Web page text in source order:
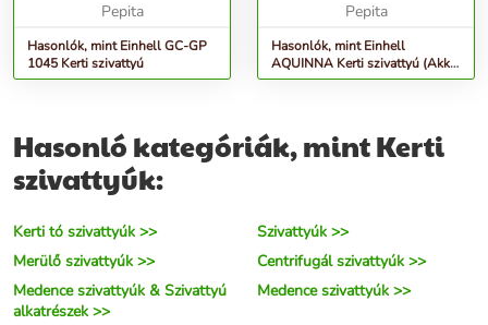
Pepita
Hasonlók, mint Einhell GC-GP
1045 Kerti szivattyú
Pepita
Hasonlók, mint Einhell
AQUINNA Kerti szivattyú (Akku
és töltő nélkül)
Hasonló kategóriák, mint Kerti
szivattyúk:
Kerti tó szivattyúk >>
Szivattyúk >>
Merülő szivattyúk >>
Centrifugál szivattyúk >>
Medence szivattyúk & Szivattyú
alkatrészek >>
Medence szivattyúk >>